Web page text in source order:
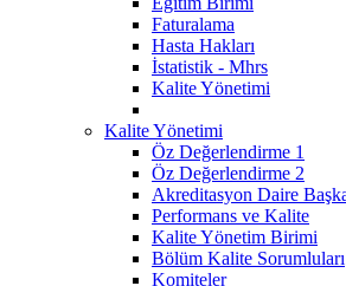
Faturalama
Hasta Hakları
İstatistik - Mhrs
Kalite Yönetimi
Kalite Yönetimi
Öz Değerlendirme 1
Öz Değerlendirme 2
Akreditasyon Daire
Performans ve Kalite
Kalite Yönetim Birimi
Bölüm Kalite Sorumluları
Komiteler